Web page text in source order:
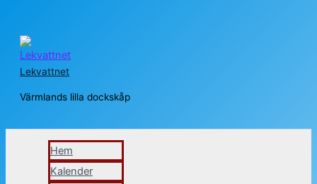
Hoppa
innehåll
Lekvattnet
Värmlands lilla dockskåp
Hem
Kalender